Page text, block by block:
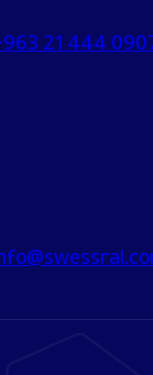
+963 21 444